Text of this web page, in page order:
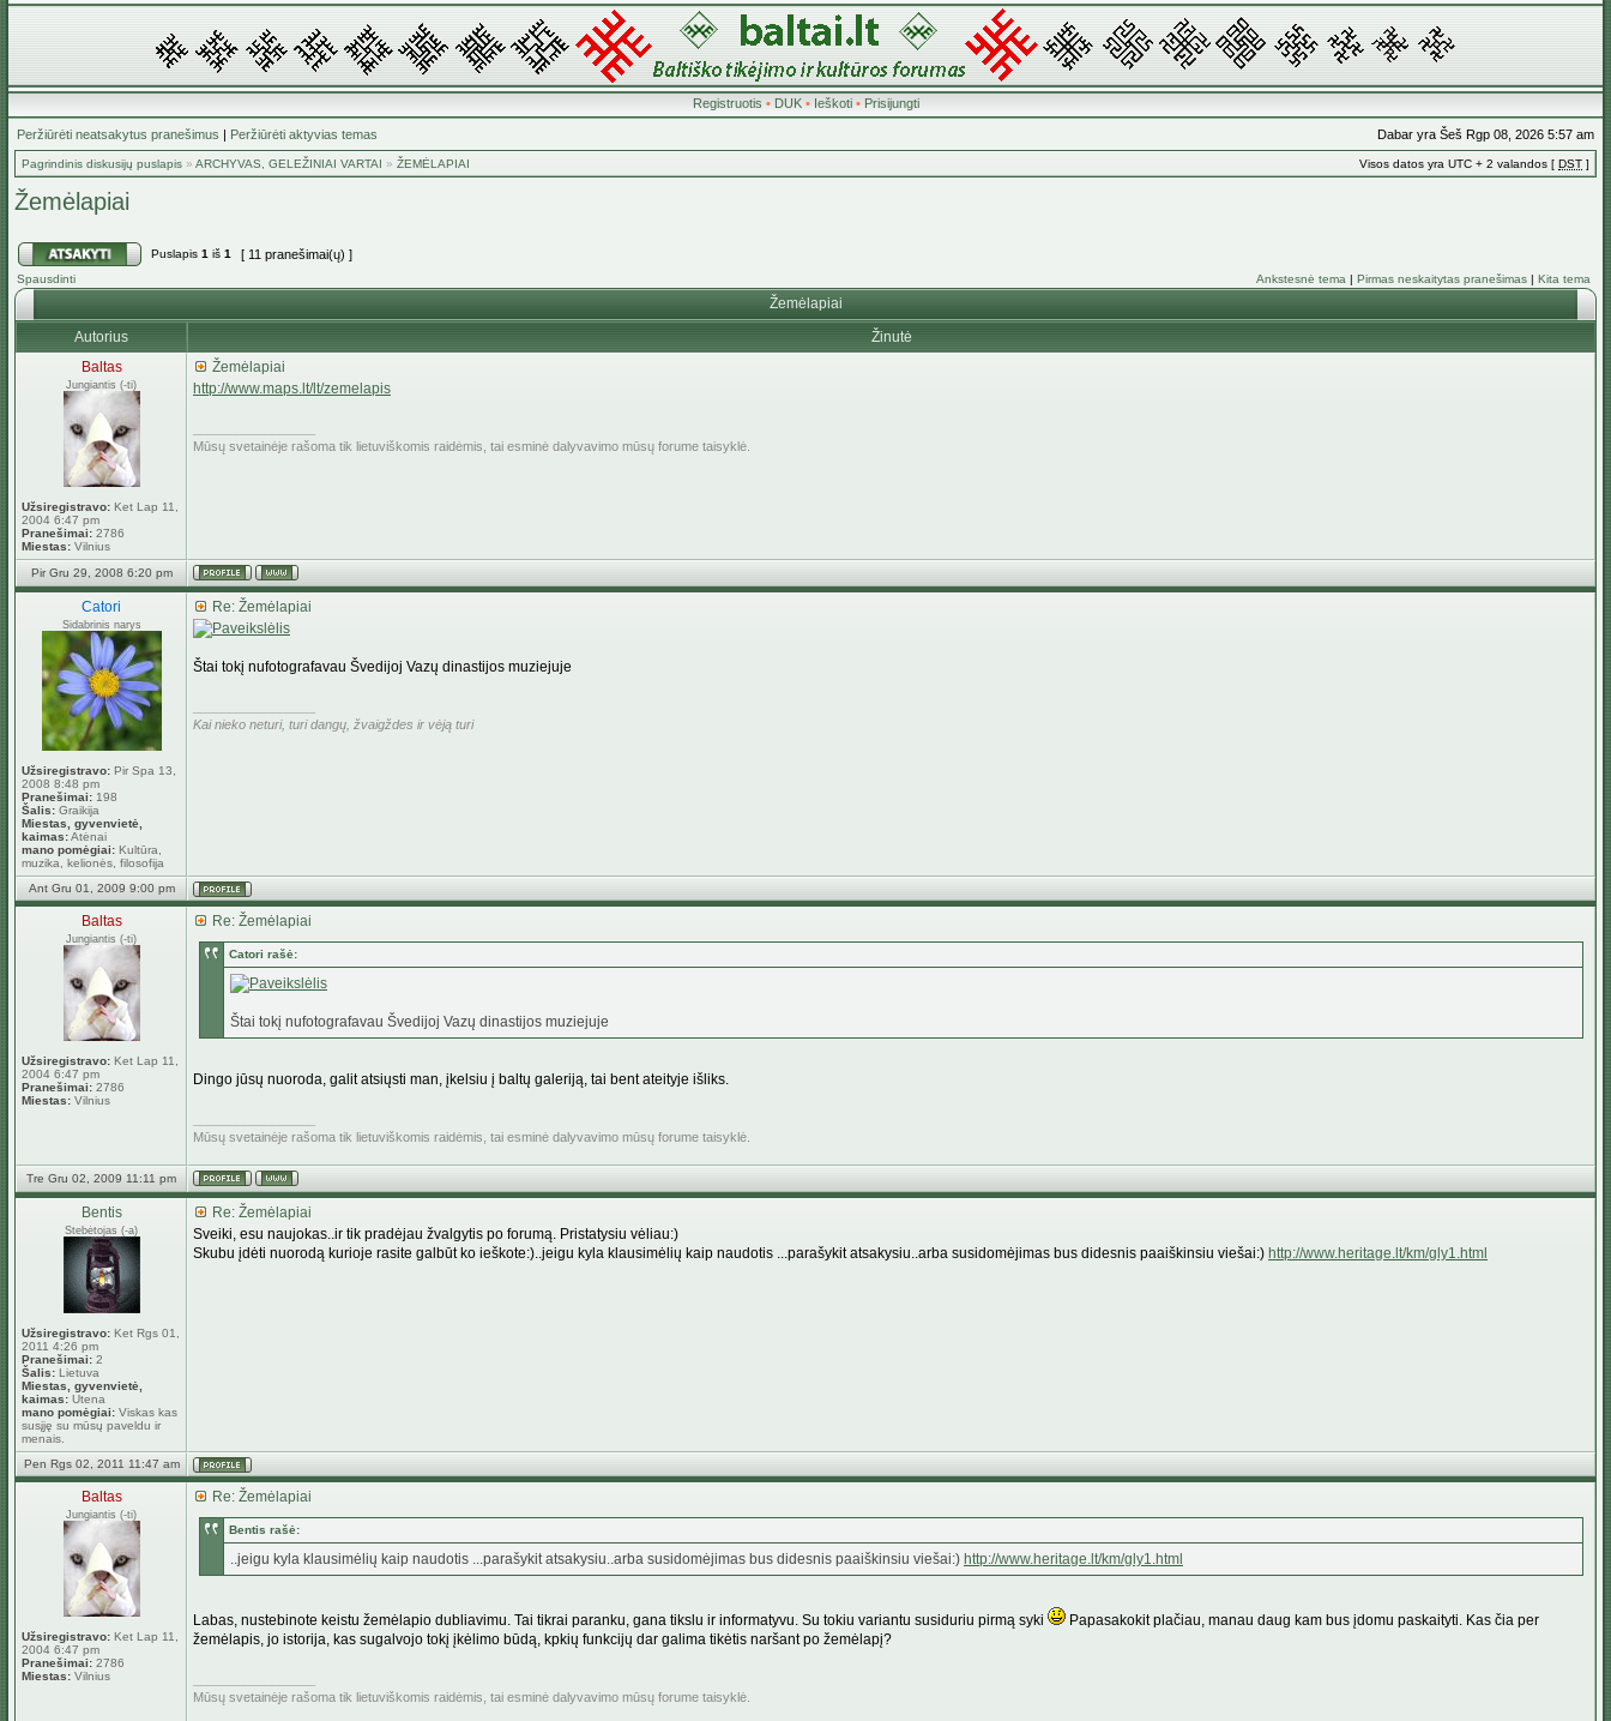
Registruotis • DUK• Ieškoti• Prisijungti
Peržiūrėti neatsakytus pranešimus | Peržiūrėti aktyvias temas Dabar yra Šeš Rgp 08, 2026 5:57 am
Pagrindinis diskusijų puslapis » ARCHYVAS, GELEŽINIAI VARTAI » ŽEMĖLAPIAI Visos datos yra UTC + 2 valandos [ DST ]
Žemėlapiai
Puslapis 1 iš 1 [ 11 pranešimai(ų) ]
Spausdinti Ankstesnė tema | Pirmas neskaitytas pranešimas | Kita tema
Žemėlapiai
Autorius
Žinutė
Baltas
Jungiantis (-ti)
Užsiregistravo: Ket Lap 11,
2004 6:47 pm
Pranešimai: 2786
Miestas: Vilnius
Žemėlapiai
http://www.maps.lt/lt/zemelapis
Mūsų svetainėje rašoma tik lietuviškomis raidėmis, tai esminė dalyvavimo mūsų forume taisyklė.
Pir Gru 29, 2008 6:20 pm
Catori
Sidabrinis narys
Užsiregistravo: Pir Spa 13,
2008 8:48 pm
Pranešimai: 198
Šalis: Graikija
Miestas, gyvenvietė,
kaimas:Atėnai
mano pomėgiai: Kultūra,
muzika, kelionės, filosofija
Re: Žemėlapiai
Štai tokį nufotografavau Švedijoj Vazų dinastijos muziejuje
Kai nieko neturi, turi dangų, žvaigždes ir vėją turi
Ant Gru 01, 2009 9:00 pm
Baltas
Jungiantis (-ti)
Užsiregistravo: Ket Lap 11,
2004 6:47 pm
Pranešimai: 2786
Miestas: Vilnius
Re: Žemėlapiai
Catori rašė:
Štai tokį nufotografavau Švedijoj Vazų dinastijos muziejuje
Dingo jūsų nuoroda, galit atsiųsti man, įkelsiu į baltų galeriją, tai bent ateityje išliks.
Mūsų svetainėje rašoma tik lietuviškomis raidėmis, tai esminė dalyvavimo mūsų forume taisyklė.
Tre Gru 02, 2009 11:11 pm
Bentis
Stebėtojas (-a)
Užsiregistravo: Ket Rgs 01,
2011 4:26 pm
Pranešimai: 2
Šalis: Lietuva
Miestas, gyvenvietė,
kaimas: Utena
mano pomėgiai: Viskas kas
susįję su mūsų paveldu ir
menais.
Re: Žemėlapiai
Sveiki, esu naujokas..ir tik pradėjau žvalgytis po forumą. Pristatysiu vėliau:)
Skubu įdėti nuorodą kurioje rasite galbūt ko ieškote:)..jeigu kyla klausimėlių kaip naudotis ...parašykit atsakysiu..arba susidomėjimas bus didesnis paaiškinsiu viešai:) http://www.heritage.lt/km/gly1.html
Pen Rgs 02, 2011 11:47 am
Baltas
Jungiantis (-ti)
Užsiregistravo: Ket Lap 11,
2004 6:47 pm
Pranešimai: 2786
Miestas: Vilnius
Re: Žemėlapiai
Bentis rašė:
..jeigu kyla klausimėlių kaip naudotis ...parašykit atsakysiu..arba susidomėjimas bus didesnis paaiškinsiu viešai:) http://www.heritage.lt/km/gly1.html
Labas, nustebinote keistu žemėlapio dubliavimu. Tai tikrai paranku, gana tikslu ir informatyvu. Su tokiu variantu susiduriu pirmą syki
Papasakokit plačiau, manau daug kam bus įdomu paskaityti. Kas čia per
žemėlapis, jo istorija, kas sugalvojo tokį įkėlimo būdą, kpkių funkcijų dar galima tikėtis naršant po žemėlapį?
Mūsų svetainėje rašoma tik lietuviškomis raidėmis, tai esminė dalyvavimo mūsų forume taisyklė.